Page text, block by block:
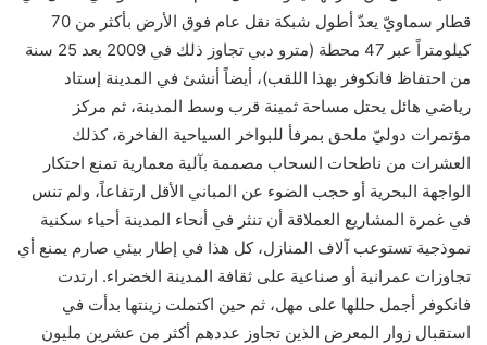
قطار سماويّ يعدّ أطول شبكة نقل عام فوق الأرض بأكثر من 70
كيلومتراً عبر 47 محطة (مترو دبي تجاوز ذلك في 2009 بعد 25 سنة
من احتفاظ فانكوفر بهذا اللقب)، أيضاً أنشئ في المدينة إستاد
رياضي هائل يحتل مساحة ثمينة قرب وسط المدينة، ثم مركز
مؤتمرات دوليّ ملحق بمرفأ للبواخر السياحية الفاخرة، كذلك
العشرات من ناطحات السحاب مصممة بآلية معمارية تمنع احتكار
الواجهة البحرية أو حجب الضوء عن المباني الأقل ارتفاعاً، ولم تنس
في غمرة المشاريع العملاقة أن تنثر في أنحاء المدينة أحياء سكنية
نموذجية تستوعب آلاف المنازل، كل هذا في إطار بيئي صارم يمنع أي
تجاوزات عمرانية أو صناعية على ثقافة المدينة الخضراء. ارتدت
فانكوفر أجمل حللها على مهل، ثم حين اكتملت زينتها بدأت في
استقبال زوار المعرض الذين تجاوز عددهم أكثر من عشرين مليون